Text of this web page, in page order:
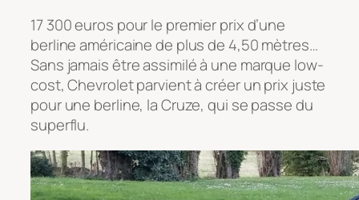
17 300 euros pour le premier prix d’une
berline américaine de plus de 4,50 mètres…
Sans jamais être assimilé à une marque low-
cost, Chevrolet parvient à créer un prix juste
pour une berline, la Cruze, qui se passe du
superflu.